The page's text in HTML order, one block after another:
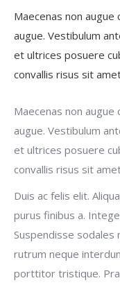
Maecenas non augue
augue. Vestibulum
et ultrices posuere
convallis risus sit
Maecenas non augue
augue. Vestibulum
et ultrices posuere
convallis risus sit
Duis ac felis elit.
purus finibus a.
Suspendisse sodales
rutrum neque
porttitor tristique.